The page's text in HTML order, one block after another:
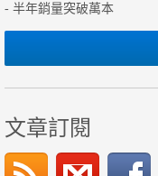
- 半年銷量突破萬本
文章訂閱